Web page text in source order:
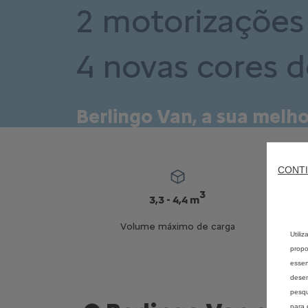
2 motorizações​
4 novas cores
Berlingo Van, a sua
3,3 - 4,4 m3
Volume máximo de carga
para